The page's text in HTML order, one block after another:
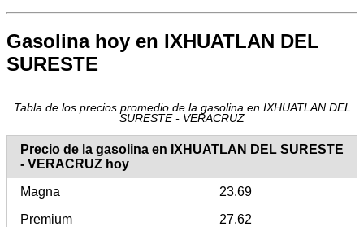
Gasolina hoy en IXHUATLAN DEL
SURESTE
Tabla de los precios promedio de la gasolina en IXHUATLAN DEL
SURESTE - VERACRUZ
Precio de la gasolina en IXHUATLAN DEL SURESTE
- VERACRUZ hoy
Magna
23.69
Premium
27.62